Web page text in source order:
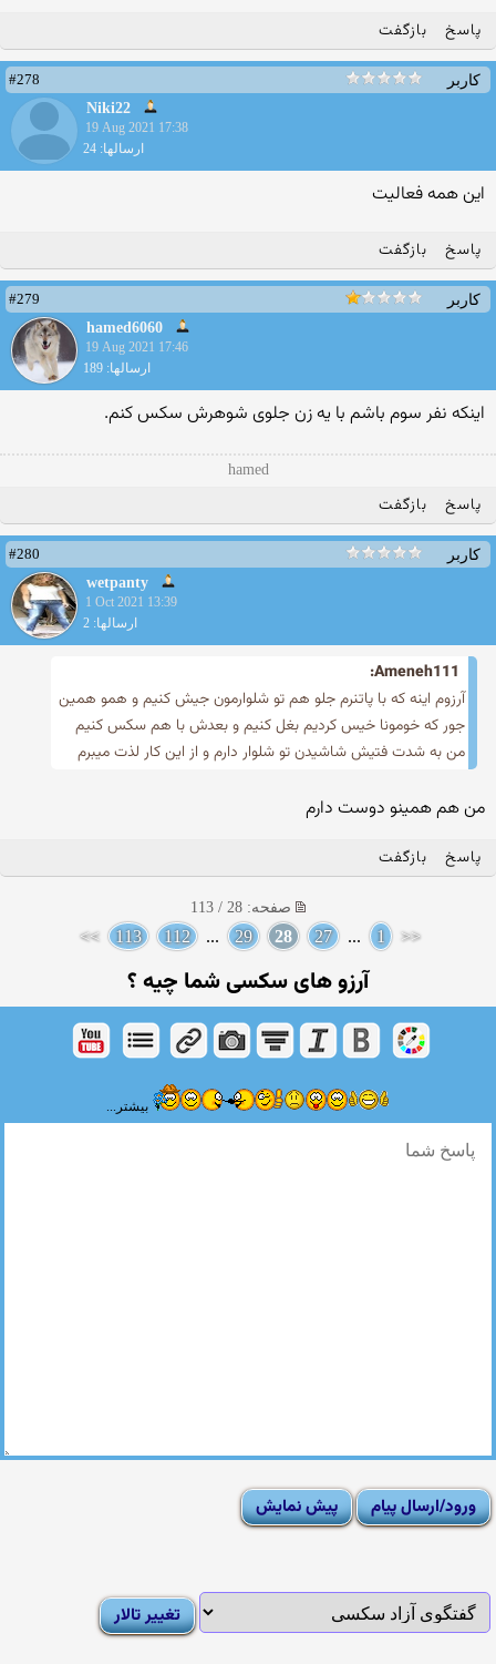
پاسخ بازگفت
کاربر
#278
Niki22
19 Aug 2021 17:38
ارسالها: 24
این همه فعالیت
پاسخ بازگفت
کاربر
#279
hamed6060
19 Aug 2021 17:46
ارسالها: 189
اینکه نفر سوم باشم با یه زن جلوی شوهرش سکس کنم.
hamed
پاسخ بازگفت
کاربر
#280
wetpanty
1 Oct 2021 13:39
ارسالها: 2
Ameneh111:
آرزوم اینه که با پاتنرم جلو هم تو شلوارمون جیش کنیم و همو همین
جور که خومونا خیس کردیم بغل کنیم و بعدش با هم سکس کنیم
من به شدت فتیش شاشیدن تو شلوار دارم و از این کار لذت میبرم
من هم همینو دوست دارم
پاسخ بازگفت
صفحه: 28 / 113
<<
1
...
27
28
29
...
112
113
>>
آرزو های سکسی شما چیه ؟
بیشتر...